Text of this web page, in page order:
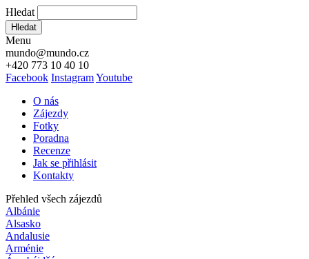
Hledat
Hledat
Menu
mundo@mundo.cz
+420 773 10 40 10
Facebook InstagramYoutube
O nás
Zájezdy
Fotky
Poradna
Recenze
Jak se přihlásit
Kontakty
Přehled všech zájezdů
Albánie
Alsasko
Andalusie
Arménie